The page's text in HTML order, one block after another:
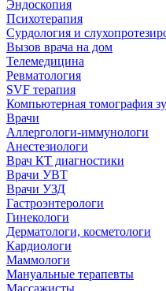
Эндоскопия
Психотерапия
Сурдология и
Вызов врача на дом
Телемедицина
Ревматология
SVF терапия
Компьютерная томография
Врачи
Аллергологи-иммунологи
Анестезиологи
Врач КТ диагностики
Врачи УВТ
Врачи УЗД
Гастроэнтерологи
Гинекологи
Дерматологи, косметологи
Кардиологи
Маммологи
Мануальные терапевты
Массажисты